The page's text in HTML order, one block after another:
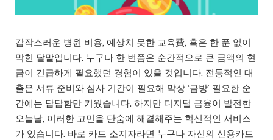
갑작스러운 병원 비용, 예상치 못한 교육費, 혹은 한 푼 없이
막힌 달말입니다. 누구나 한 번쯤은 순간적으로 큰 금액의 현
금이 긴급하게 필요했던 경험이 있을 것입니다. 전통적인 대
출은 서류 준비와 심사 기간이 필요해 막상 ‘금방’ 필요한 순
간에는 답답함만 키웠습니다. 하지만 디지털 금융이 발전한
오늘날, 이러한 고민을 단숨에 해결해주는 혁신적인 서비스
가 있습니다. 바로 카드 소지자라면 누구나 자신의 신용카드